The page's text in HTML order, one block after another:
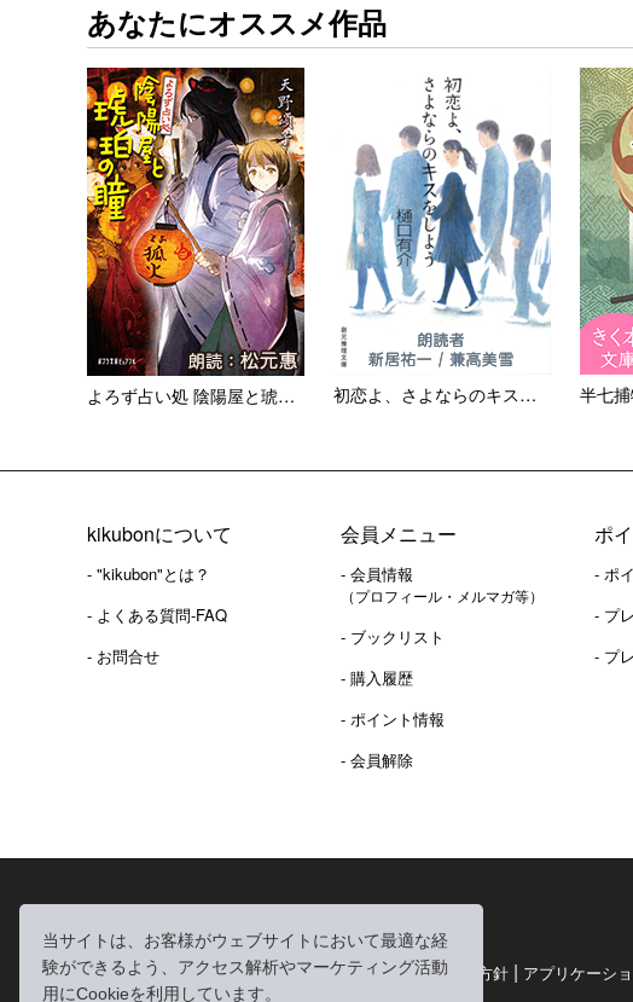
当サイトは、お客様がウェブサイトにおいて最適な経
験ができるよう、アクセス解析やマーケティング活動
用にCookieを利用しています。
あなたにオススメ作品
よろず占い処 陰陽屋と琥珀の... 初恋よ、さよならのキスをしよ... 半七
kikubonについて
- "kikubon"とは？
- よくある質問-FAQ
- お問合せ
会員メニュー
- 会員情報
（プロフィール・メルマガ等）
- ブックリスト
- 購入履歴
- ポイント情報
- 会員解除
ポ
- ポ
- プ
- プ
利用規約|個人情報の取り扱いについて| 個人情報保護方針 | アプリケーシ